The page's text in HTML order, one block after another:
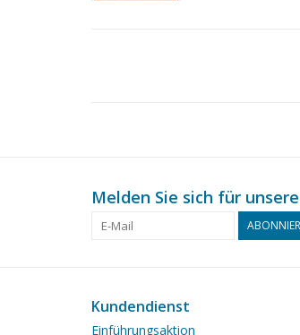
Melden Sie sich für
Kundendienst
Einführungsaktion